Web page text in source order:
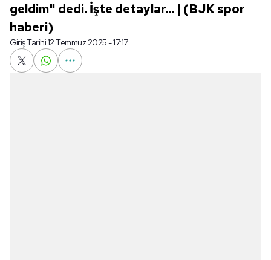
geldim" dedi. İşte detaylar... | (BJK spor
haberi)
Giriş Tarihi:12 Temmuz 2025 - 17:17